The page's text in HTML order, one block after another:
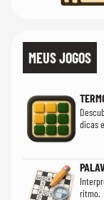
MEUS JOGOS
dicas
ritmo.